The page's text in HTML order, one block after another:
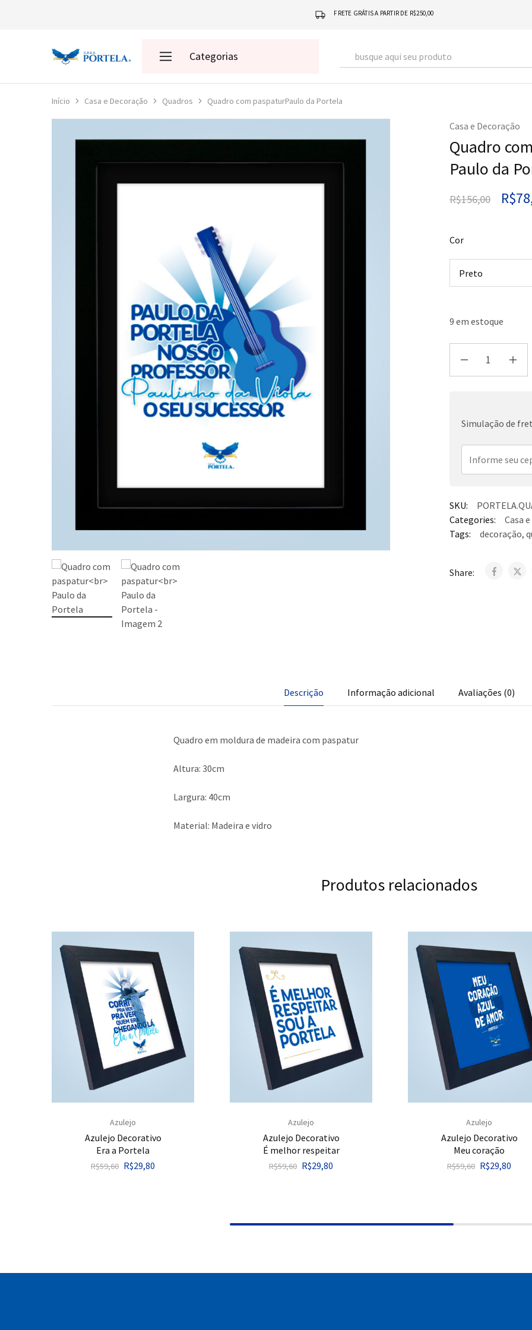
FRETE GRÁTIS A PARTIR DE R$250,00
Loja
Categorias
Roupas
Início Casa e Decoração Quadros Quadro com paspaturPaulo da Portela
Casa e Decoração
Quadro
Paulo da
R$156,00 R$
Cor
9 em estoque
Simulação de
SKU:
Categories:
Casa
Tags:
decoração,
Share:
Descrição Informação adicional Avaliações (0)
Quadro em moldura de madeira com paspatur
Altura: 30cm
Largura: 40cm
Material: Madeira e vidro
Produtos relacionados
Azulejo
Azulejo Decorativo
Era a Portela
R$59,60 R$29,80
Azulejo
Azulejo Decorativo
É melhor respeitar
R$59,60 R$29,80
Azulejo
Azulejo Decorativo
Meu coração
R$59,60 R$29,80